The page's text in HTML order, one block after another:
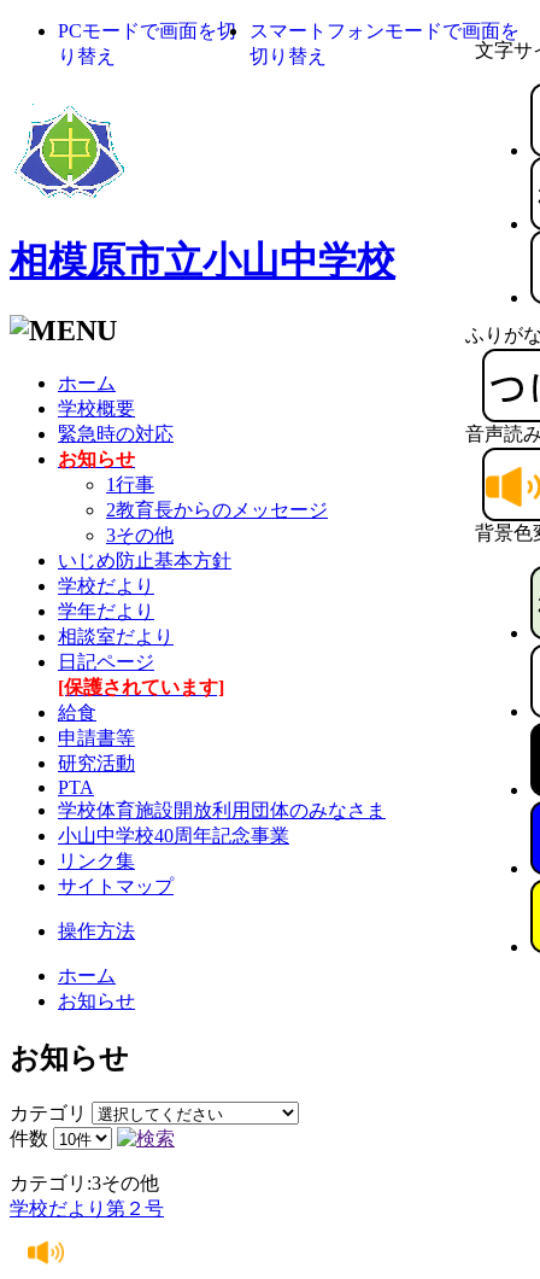
文字サ
ふりが
音声読
背景色
PCモードで画面を切
り替え
スマートフォンモードで画面を
切り替え
相模原市立小山中学校
ホーム
学校概要
緊急時の対応
お知らせ
1行事
2教育長からのメッセージ
3その他
いじめ防止基本方針
学校だより
学年だより
相談室だより
日記ページ
[保護されています]
給食
申請書等
研究活動
PTA
学校体育施設開放利用団体のみなさま
小山中学校40周年記念事業
リンク集
サイトマップ
操作方法
ホーム
お知らせ
お知らせ
カテゴリ
件数
カテゴリ:3その他
学校だより第２号